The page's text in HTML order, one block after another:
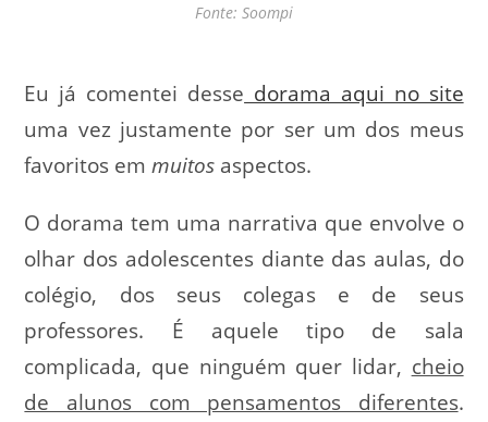
Fonte: Soompi
Eu já comentei desse dorama aqui no site
uma vez justamente por ser um dos meus
favoritos emmuitos aspectos.
O dorama tem uma narrativa que envolve o
olhar dos adolescentes diante das aulas, do
colégio, dos seus colegas e de seus
professores. É aquele tipo de sala
complicada, que ninguém quer lidar, cheio
de alunos com pensamentos diferentes.